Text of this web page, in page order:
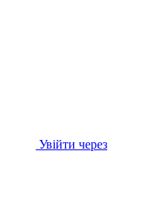
Увійти через